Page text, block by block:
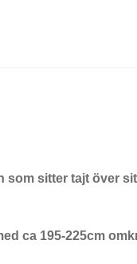
som sitter tajt över
ca 195-225cm